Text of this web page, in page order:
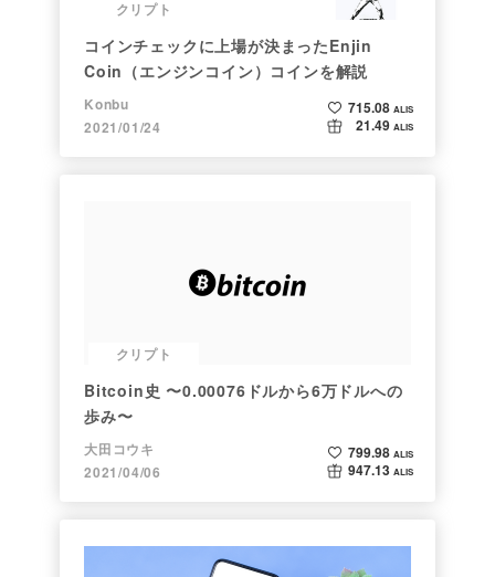
クリプト
コインチェックに上場が決まったEnjin
Coin（エンジンコイン）コインを解説
Konbu
2021/01/24
715.08 ALIS
21.49 ALIS
クリプト
Bitcoin史 〜0.00076ドルから6万ドルへの
歩み〜
大田コウキ
2021/04/06
799.98 ALIS
947.13 ALIS